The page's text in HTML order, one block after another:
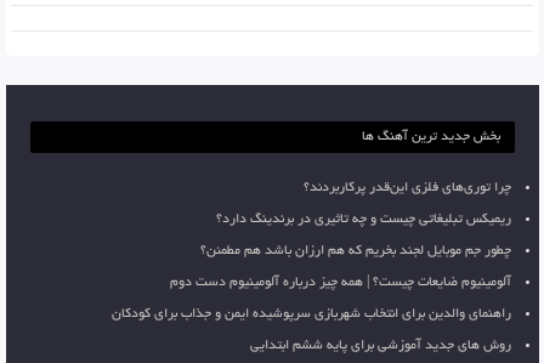
بخش جدید ترین آهنگ ها
چرا توری‌های فلزی این‌قدر پرکاربردند؟
ریمیکس تبلیغاتی چیست و چه تاثیری در برندینگ دارد؟
چطور جم موبایل لجند بخریم که هم ارزان باشد هم مطمئن؟
آلومینیوم ضایعات چیست؟ | همه چیز درباره آلومینیوم دست دوم
راهنمای والدین برای انتخاب شهربازی سرپوشیده ایمن و جذاب برای کودکان
روش های جدید آموزشی برای پایه ششم ابتدایی